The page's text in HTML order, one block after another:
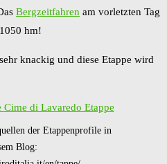
Bergzeitfahren am vorletzten Tag
hm!
knackig und diese Etappe wird
der Etappenprofile in
Blog: